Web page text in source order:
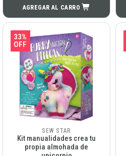
AGREGAR AL CARRO
33%
OFF
SEW STAR
Kit manualidades crea tu
propia almohada de